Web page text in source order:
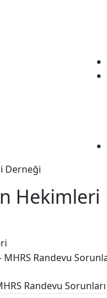
Derneği
Hekimleri
Randevu Sorunları